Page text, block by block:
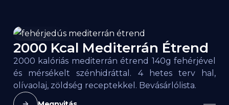
2000 kcal
2000 Kcal Mediterrán Étrend
2000 kalóriás mediterrán étrend 140g fehérjével
és mérsékelt szénhidráttal. 4 hetes terv hal,
olívaolaj, zöldség receptekkel. Bevásárlólista.